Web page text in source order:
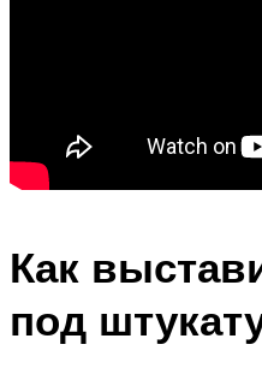
Как
под